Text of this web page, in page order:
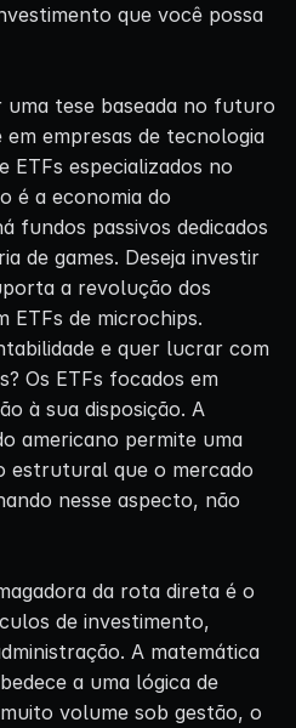
que você possa
uma tese baseada no futuro
empresas de tecnologia
ETFs especializados no
é a economia do
fundos passivos dedicados
de games. Deseja investir
a revolução dos
ETFs de microchips.
e quer lucrar com
Os ETFs focados em
à sua disposição. A
americano permite uma
estrutural que o mercado
nesse aspecto, não
da rota direta é o
de investimento,
A matemática
a uma lógica de
volume sob gestão, o